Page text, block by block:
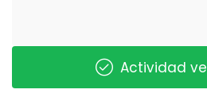
Actividad